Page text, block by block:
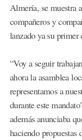
Almería, se muestra
compañeros y
lanzado ya su
“Voy a seguir
ahora la asamblea
representamos a
durante este
además anunciaba
haciendo propuestas